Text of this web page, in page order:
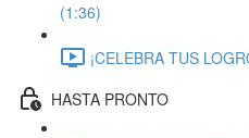
(1:36)
¡CELEBRA TUS
HASTA PRONTO